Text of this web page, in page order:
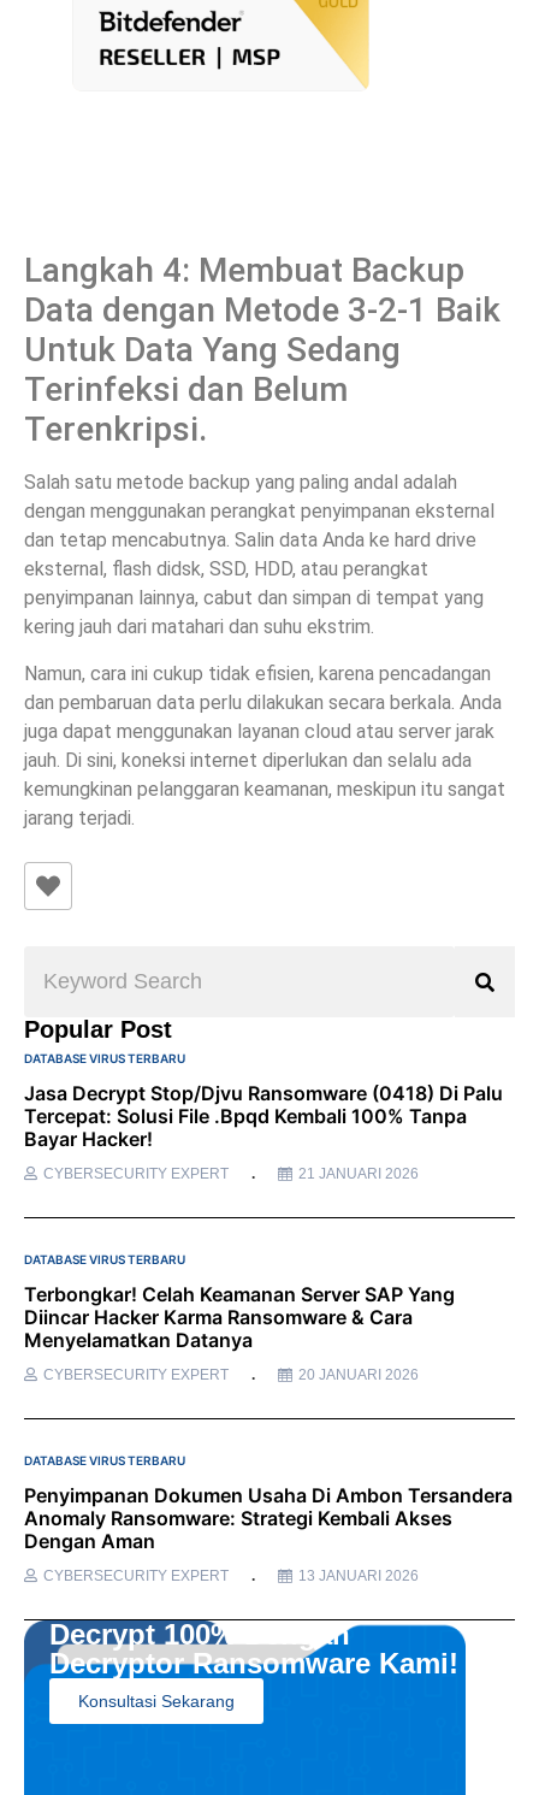
Langkah 4: Membuat Backup
Data dengan Metode 3-2-1 Baik
Untuk Data Yang Sedang
Terinfeksi dan Belum
Terenkripsi.
Salah satu metode backup yang paling andal adalah
dengan menggunakan perangkat penyimpanan eksternal
dan tetap mencabutnya. Salin data Anda ke hard drive
eksternal, flash didsk, SSD, HDD, atau perangkat
penyimpanan lainnya, cabut dan simpan di tempat yang
kering jauh dari matahari dan suhu ekstrim.
Namun, cara ini cukup tidak efisien, karena pencadangan
dan pembaruan data perlu dilakukan secara berkala. Anda
juga dapat menggunakan layanan cloud atau server jarak
jauh. Di sini, koneksi internet diperlukan dan selalu ada
kemungkinan pelanggaran keamanan, meskipun itu sangat
jarang terjadi.
Popular Post
DATABASE VIRUS TERBARU
Jasa Decrypt Stop/Djvu Ransomware (0418) Di Palu
Tercepat: Solusi File .bpqd Kembali 100% Tanpa
Bayar Hacker!
CYBERSECURITY EXPERT 21 JANUARI 2026
DATABASE VIRUS TERBARU
Terbongkar! Celah Keamanan Server SAP Yang
Diincar Hacker Karma Ransomware & Cara
Menyelamatkan Datanya
CYBERSECURITY EXPERT 20 JANUARI 2026
DATABASE VIRUS TERBARU
Penyimpanan Dokumen Usaha Di Ambon Tersandera
Anomaly Ransomware: Strategi Kembali Akses
Dengan Aman
CYBERSECURITY EXPERT 13 JANUARI 2026
Decrypt 100% Dengan
Decryptor Ransomware Kami!
Konsultasi Sekarang